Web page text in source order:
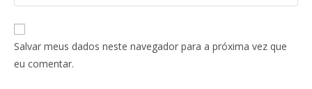
Salvar meus dados neste navegador para a próxima vez que
eu comentar.